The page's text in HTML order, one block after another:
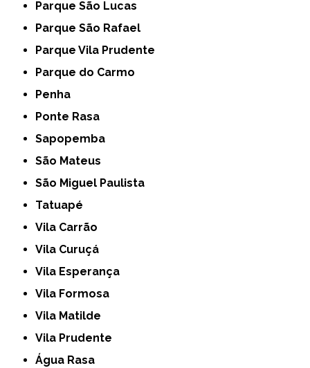
Parque São Lucas
Parque São Rafael
Parque Vila Prudente
Parque do Carmo
Penha
Ponte Rasa
Sapopemba
São Mateus
São Miguel Paulista
Tatuapé
Vila Carrão
Vila Curuçá
Vila Esperança
Vila Formosa
Vila Matilde
Vila Prudente
Água Rasa